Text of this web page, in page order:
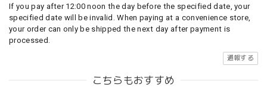
If you pay after 12:00 noon the day before the specified date, your
specified date will be invalid. When paying at a convenience store,
your order can only be shipped the next day after payment is
processed.
通報する
こちらもおすすめ